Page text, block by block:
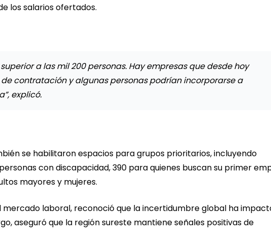
los salarios ofertados.
a las mil 200 personas. Hay empresas que desde hoy
contratación y algunas personas podrían incorporarse a
explicó.
se habilitaron espacios para grupos prioritarios, incluyendo
con discapacidad, 390 para quienes buscan su primer
mayores y mujeres.
laboral, reconoció que la incertidumbre global ha
aseguró que la región sureste mantiene señales positivas de